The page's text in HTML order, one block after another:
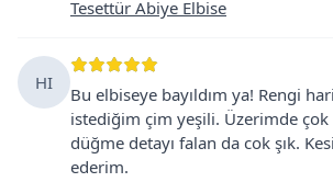
Tesettür Abiye Elbise
HI
Bu elbiseye bayıldım ya! Rengi
istediğim çim yeşili. Üzerimde
düğme detayı falan da cok şık.
ederim.